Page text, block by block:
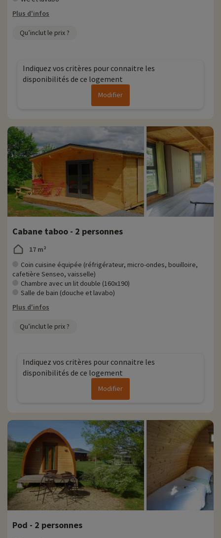
Plus d'infos
Qu’inclut le prix ?
Indiquez vos critères pour connaitre les
disponibilités de ce logement
Modifier
Cabane taboo - 2 personnes
17 m²
Coin cuisine équipée (réfrigérateur, micro-ondes, bouilloire,
cafetière Senseo, vaisselle)
Chambre avec un lit double (160x190)
Salle de bain (douche et lavabo)
Plus d'infos
Qu’inclut le prix ?
Indiquez vos critères pour connaitre les
disponibilités de ce logement
Modifier
Pod - 2 personnes